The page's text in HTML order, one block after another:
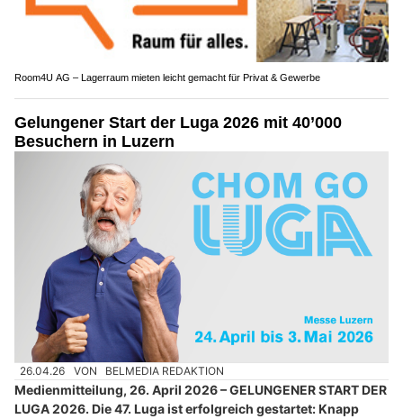
Room4U AG – Lagerraum mieten leicht gemacht für Privat & Gewerbe
Gelungener Start der Luga 2026 mit 40’000
Besuchern in Luzern
26.04.26 VON BELMEDIA REDAKTION
Medienmitteilung, 26. April 2026 – GELUNGENER START DER
LUGA 2026. Die 47. Luga ist erfolgreich gestartet: Knapp